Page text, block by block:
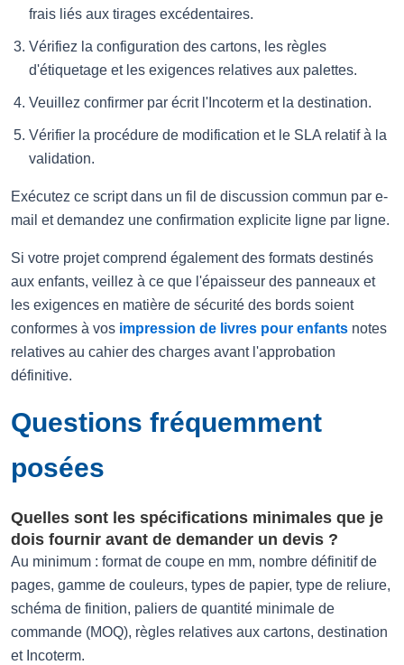
frais liés aux tirages excédentaires.
Vérifiez la configuration des cartons, les règles
d'étiquetage et les exigences relatives aux palettes.
Veuillez confirmer par écrit l'Incoterm et la destination.
Vérifier la procédure de modification et le SLA relatif à la
validation.
Exécutez ce script dans un fil de discussion commun par e-
mail et demandez une confirmation explicite ligne par ligne.
Si votre projet comprend également des formats destinés
aux enfants, veillez à ce que l'épaisseur des panneaux et
les exigences en matière de sécurité des bords soient
conformes à vos impression de livres pour enfants notes
relatives au cahier des charges avant l'approbation
définitive.
Questions fréquemment
posées
Quelles sont les spécifications minimales que je
dois fournir avant de demander un devis ?
Au minimum : format de coupe en mm, nombre définitif de
pages, gamme de couleurs, types de papier, type de reliure,
schéma de finition, paliers de quantité minimale de
commande (MOQ), règles relatives aux cartons, destination
et Incoterm.